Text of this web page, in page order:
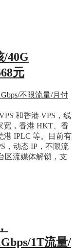
/40G
元
和香港 VPS，线
宽，香港 HKT、香
港 IPLC 等。目前有
，动态 IP，不限流
区流媒体解锁，支
1T流量/